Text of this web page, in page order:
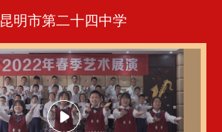
昆明市第二十四中学